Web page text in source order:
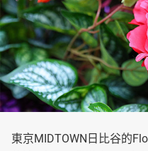
東京MIDTOWN日比谷的